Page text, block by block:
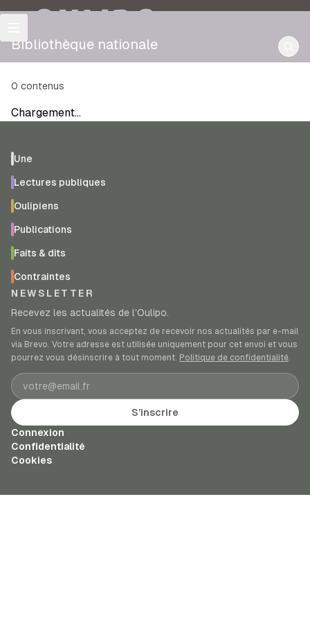
OULIPO
Bibliothèque nationale
0 contenus
Chargement…
Une
Lectures publiques
Oulipiens
Publications
Faits & dits
Contraintes
NEWSLETTER
Recevez les actualités de l’Oulipo.
En vous inscrivant, vous acceptez de recevoir nos actualités par e-mail
via Brevo. Votre adresse est utilisée uniquement pour cet envoi et vous
pourrez vous désinscrire à tout moment. Politique de confidentialité.
Adresse e-mail
S’inscrire
Connexion
Confidentialité
Cookies